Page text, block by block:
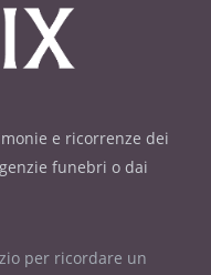
e ricorrenze dei
funebri o dai
per ricordare un